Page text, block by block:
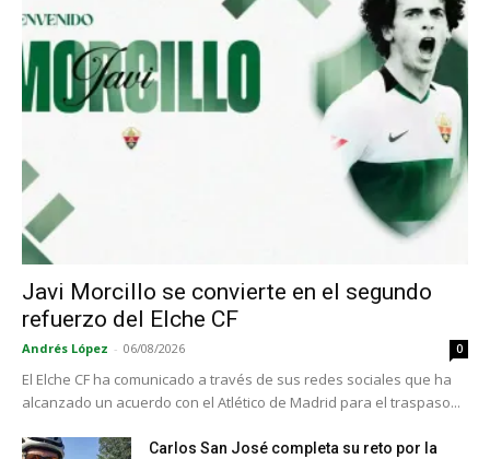
Javi Morcillo se convierte en el segundo
refuerzo del Elche CF
Andrés López - 06/08/2026 0
El Elche CF ha comunicado a través de sus redes sociales que ha
alcanzado un acuerdo con el Atlético de Madrid para el traspaso...
Carlos San José completa su reto por la